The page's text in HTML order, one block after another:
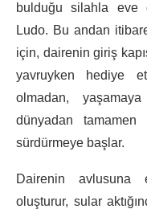
bulduğu silahla eve
Ludo. Bu andan
için, dairenin giriş
yavruyken hediye
olmadan,
dünyadan tamamen
sürdürmeye başlar.
Dairenin avlusuna
oluşturur, sular